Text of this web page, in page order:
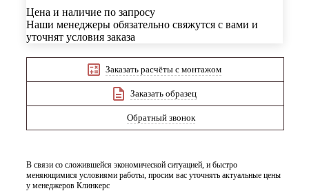
Цена и наличие по запросу
Наши менеджеры обязательно свяжутся с вами и
уточнят условия заказа
Заказать расчёты с монтажом
Заказать образец
Обратный звонок
В связи со сложившейся экономической ситуацией, и быстро
меняющимися условиями работы, просим вас уточнять актуальные цены
у менеджеров Клинкерс